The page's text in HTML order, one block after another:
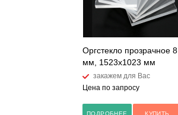
Оргстекло прозрачное 8
мм, 1523x1023 мм
закажем для Вас
Цена по запросу
ПОДРОБНЕЕ КУПИТЬ